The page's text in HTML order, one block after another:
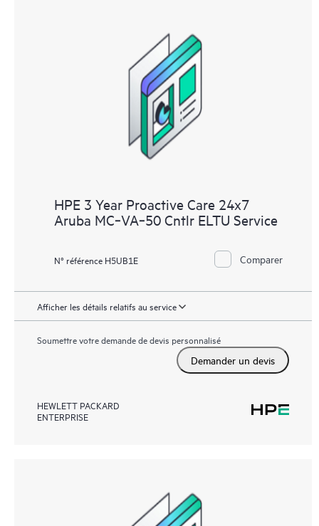
HPE 3 Year Proactive Care 24x7
Aruba MC‑VA‑50 Cntlr ELTU Service
N° référence H5UB1E Comparer
Afficher les détails relatifs au service
Soumettre votre demande de devis personnalisé
Demander un devis
HEWLETT PACKARD
ENTERPRISE